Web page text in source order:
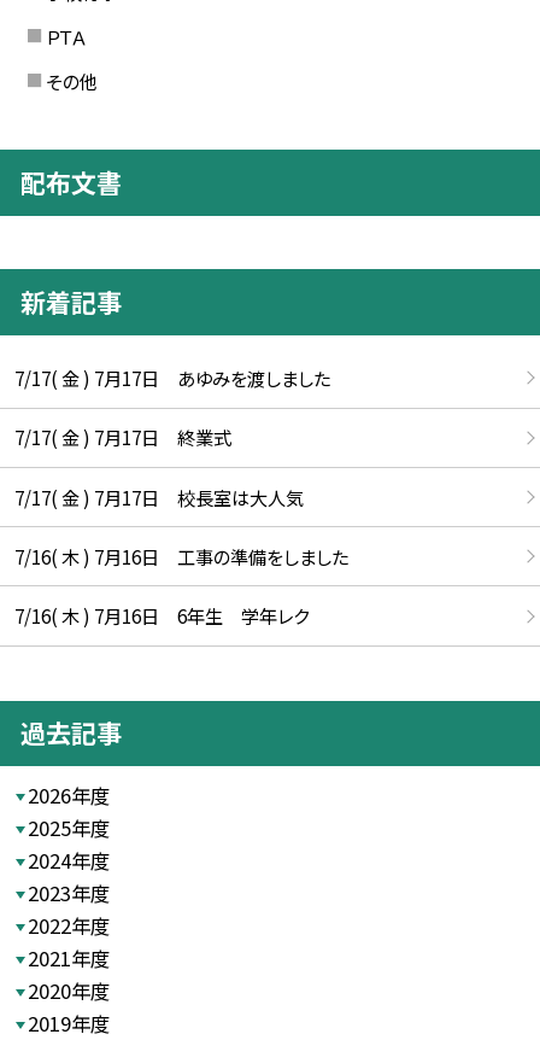
ＰＴＡ
その他
配布文書
新着記事
7/17( 金 ) 7月17日 あゆみを渡しました
7/17( 金 ) 7月17日 終業式
7/17( 金 ) 7月17日 校長室は大人気
7/16( 木 ) 7月16日 工事の準備をしました
7/16( 木 ) 7月16日 6年生 学年レク
過去記事
2026年度
2025年度
2024年度
2023年度
2022年度
2021年度
2020年度
2019年度